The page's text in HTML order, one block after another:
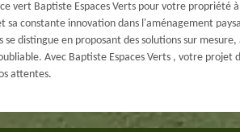
vert Baptiste Espaces Verts pour votre propriété
sa constante innovation dans l'aménagement
distingue en proposant des solutions sur
Avec Baptiste Espaces Verts , votre
attentes.